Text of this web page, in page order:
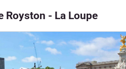
Royston - La Loupe